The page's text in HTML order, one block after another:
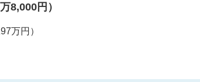
8,000円）
万円）